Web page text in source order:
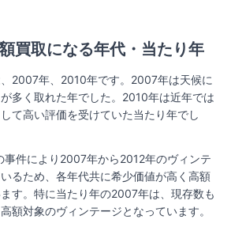
買取になる年代・当たり年
2007年、2010年です。2007年は天候に
多く取れた年でした。2010年は近年では
て高い評価を受けていた当たり年でし
事件により2007年から2012年のヴィンテ
るため、各年代共に希少価値が高く高額
す。特に当たり年の2007年は、現存数も
額対象のヴィンテージとなっています。